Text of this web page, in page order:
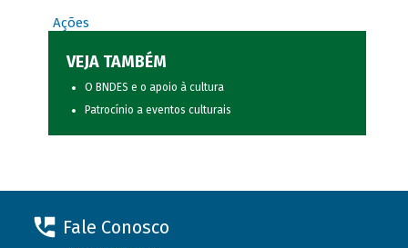
Ações
VEJA TAMBÉM
O BNDES e o apoio à cultura
Patrocínio a eventos culturais
Fale Conosco